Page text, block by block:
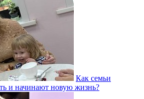
Как семьи
и начинают новую жизнь?